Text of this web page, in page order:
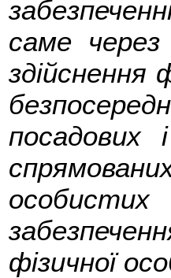
саме
здійснення
посадових
фізичної